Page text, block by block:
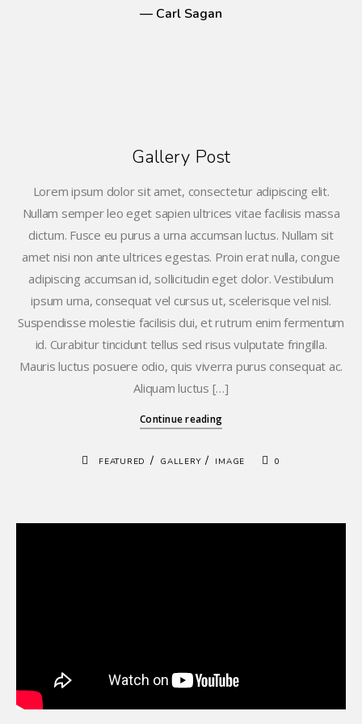
— Carl Sagan
Gallery Post
Lorem ipsum dolor sit amet, consectetur adipiscing elit.
Nullam semper leo eget sapien ultrices vitae facilisis massa
dictum. Fusce eu purus a urna accumsan luctus. Nullam sit
amet nisi non ante ultrices egestas. Proin erat nulla, congue
adipiscing accumsan id, sollicitudin eget dolor. Vestibulum
ipsum urna, consequat vel cursus ut, scelerisque vel nisl.
Suspendisse molestie facilisis dui, et rutrum enim fermentum
id. Curabitur tincidunt tellus sed risus vulputate fringilla.
Mauris luctus posuere odio, quis viverra purus consequat ac.
Aliquam luctus […]
Continue reading
FEATURED / GALLERY/ IMAGE 0